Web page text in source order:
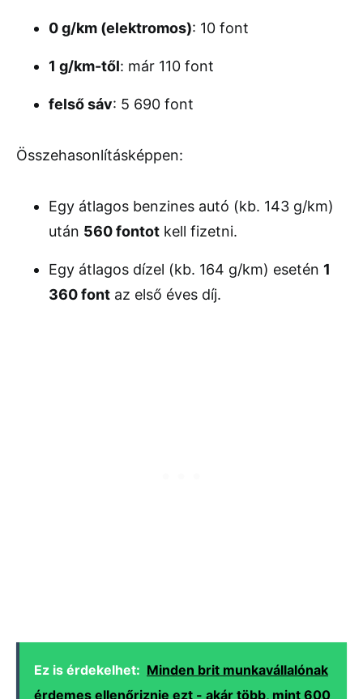
0 g/km (elektromos): 10 font
1 g/km-től: már 110 font
felső sáv: 5 690 font
Összehasonlításképpen:
Egy átlagos benzines autó (kb. 143 g/km)
után 560 fontot kell fizetni.
Egy átlagos dízel (kb. 164 g/km) esetén 1
360 font az első éves díj.
Ez is érdekelhet: Minden brit munkavállalónak
érdemes ellenőriznie ezt - akár több, mint 600